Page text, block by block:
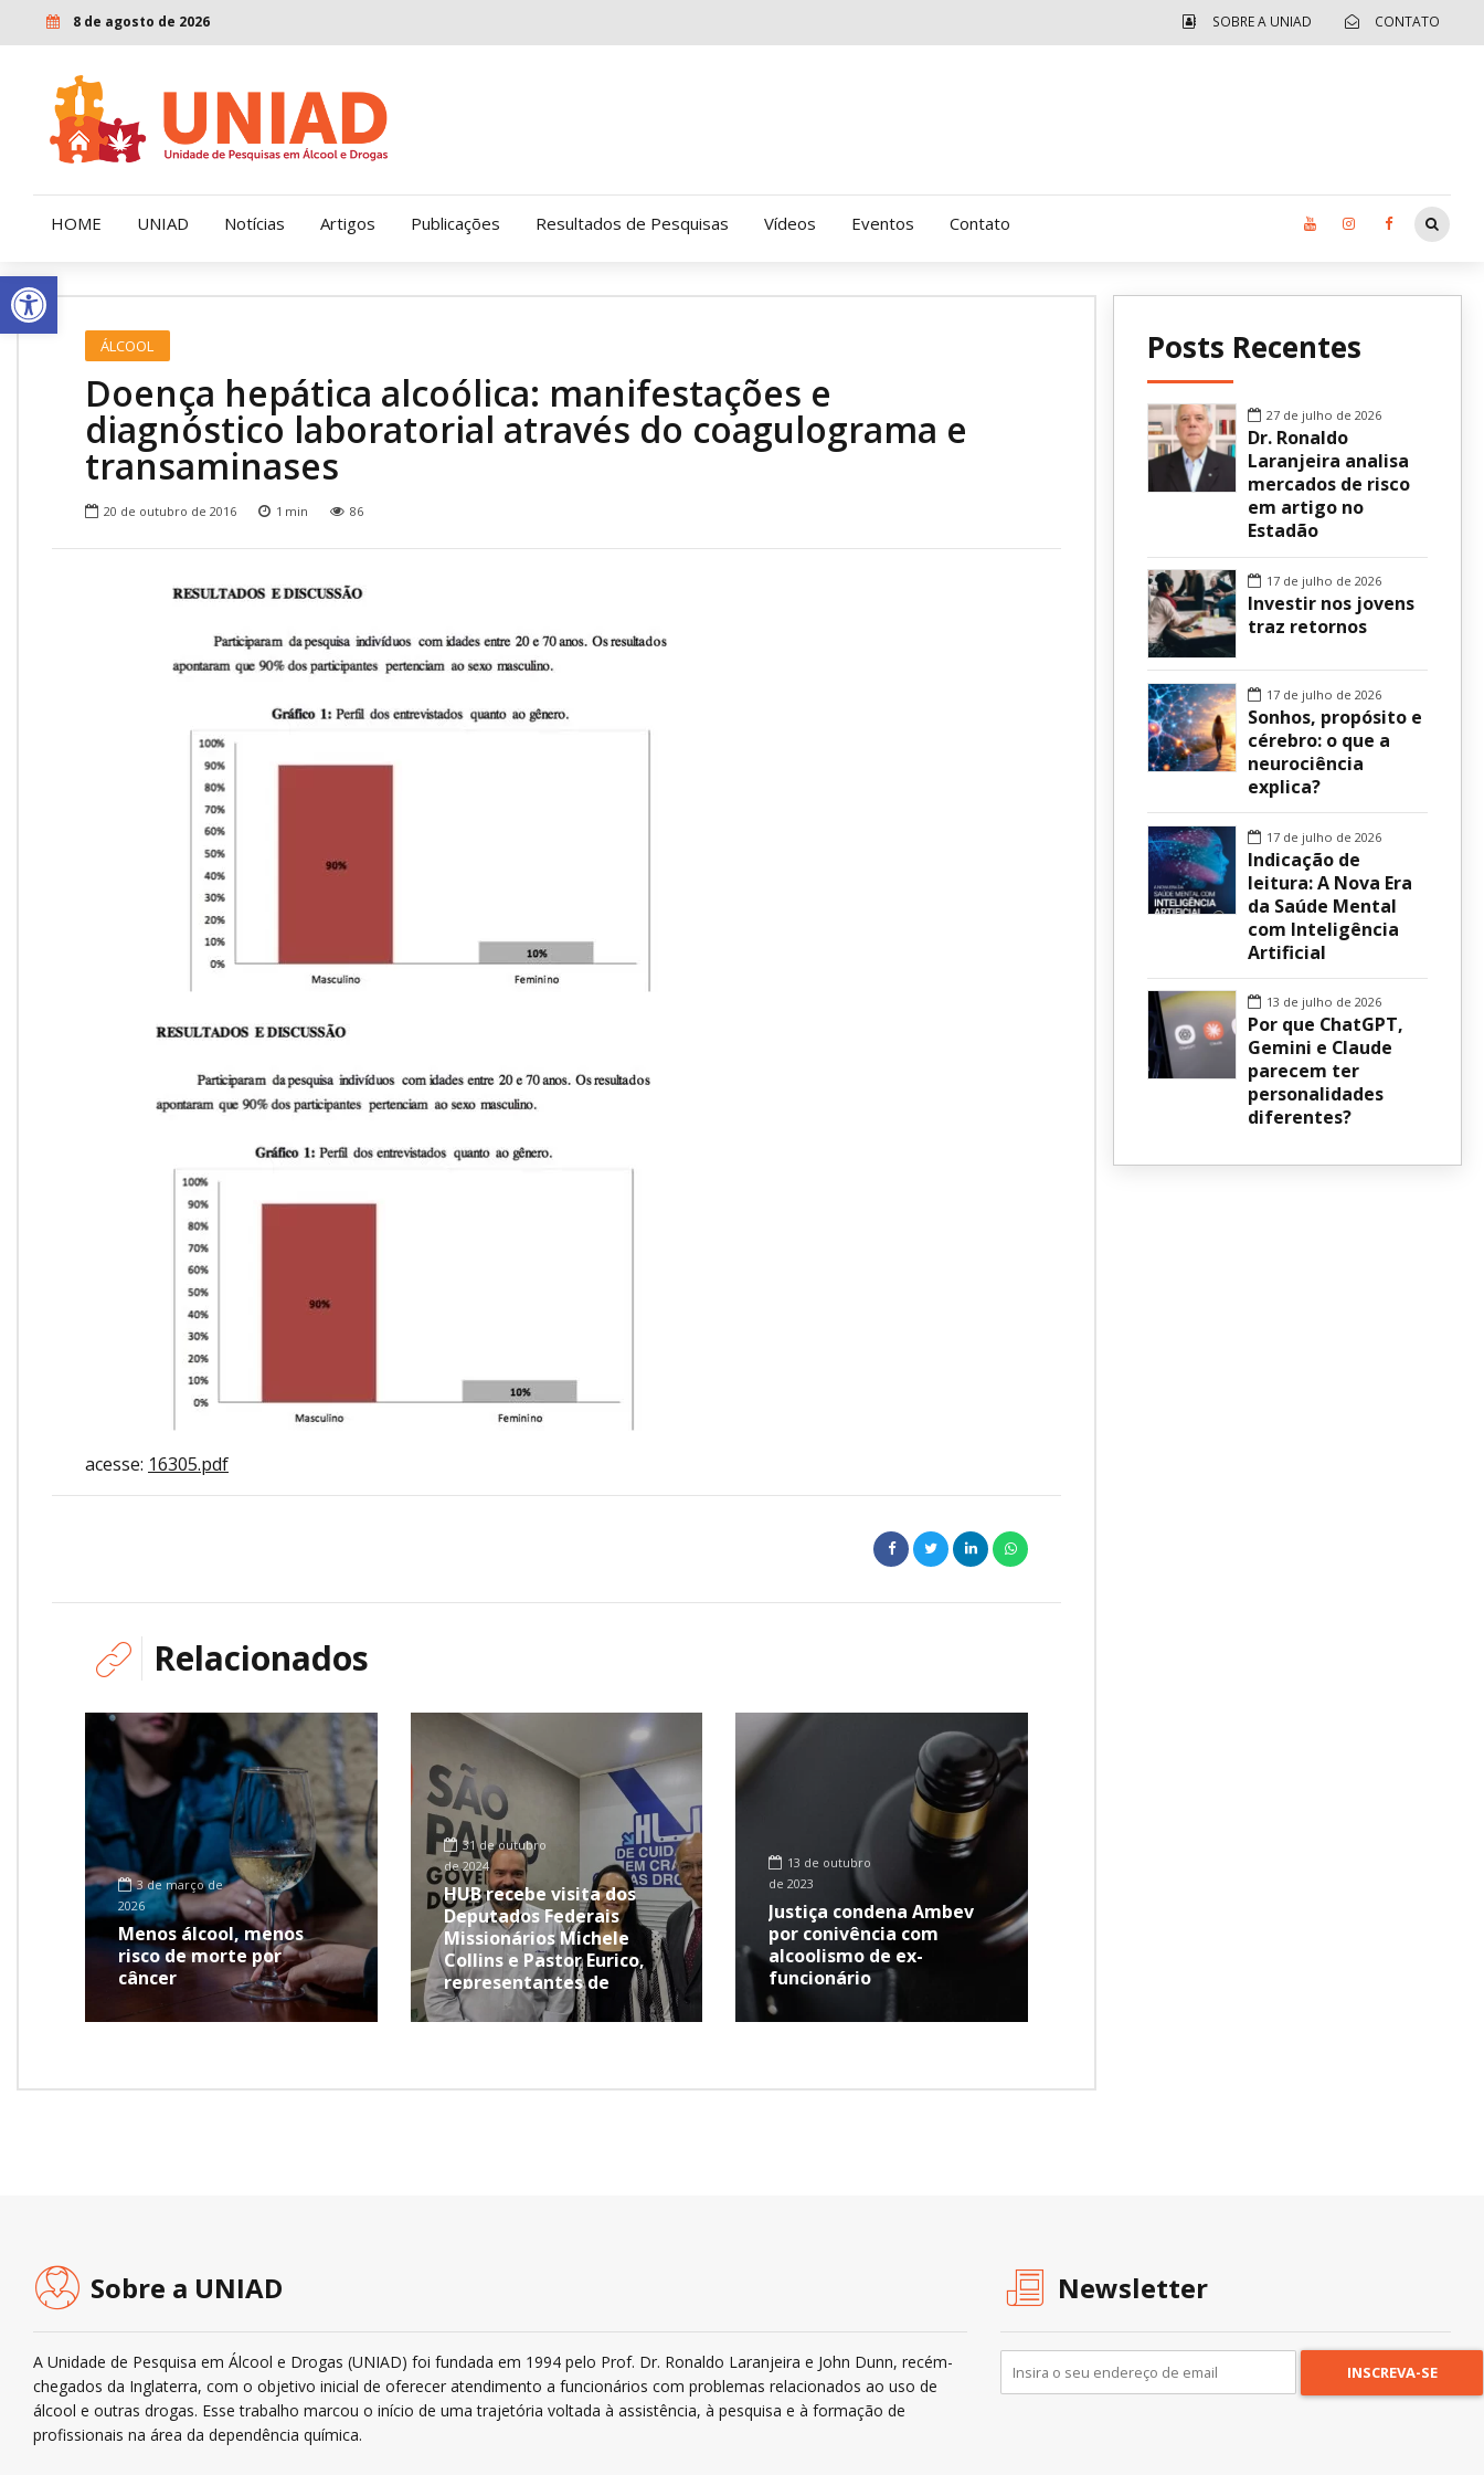
Open toolbar
8 de agosto de 2026 SOBRE A UNIAD CONTATO
HOME UNIAD
Nossa História
Nossa Missão e Valores
Diretoria
Amor-Exigente
CRATOD
Independência Jovem – FOLIA
Revista UNIAD
Notícias Artigos Publicações Resultados de Pesquisas Vídeos Eventos Contato
ÁLCOOL
Doença hepática alcoólica: manifestações e
diagnóstico laboratorial através do coagulograma e
transaminases
20 de outubro de 2016 1 min 86
acesse: 16305.pdf
Relacionados
3 de março de
2026
Menos álcool, menos
risco de morte por
câncer
31 de outubro
de 2024
HUB recebe visita dos
Deputados Federais
Missionários Michele
Collins e Pastor Eurico,
representantes de
Pernambuco
13 de outubro
de 2023
Justiça condena Ambev
por conivência com
alcoolismo de ex-
funcionário
Posts Recentes
27 de julho de 2026
Dr. Ronaldo
Laranjeira analisa
mercados de risco
em artigo no
Estadão
17 de julho de 2026
Investir nos jovens
traz retornos
17 de julho de 2026
Sonhos, propósito e
cérebro: o que a
neurociência
explica?
17 de julho de 2026
Indicação de
leitura: A Nova Era
da Saúde Mental
com Inteligência
Artificial
13 de julho de 2026
Por que ChatGPT,
Gemini e Claude
parecem ter
personalidades
diferentes?
Sobre a UNIAD
A Unidade de Pesquisa em Álcool e Drogas (UNIAD) foi fundada em 1994 pelo Prof. Dr. Ronaldo Laranjeira e John Dunn, recém-
chegados da Inglaterra, com o objetivo inicial de oferecer atendimento a funcionários com problemas relacionados ao uso de
álcool e outras drogas. Esse trabalho marcou o início de uma trajetória voltada à assistência, à pesquisa e à formação de
profissionais na área da dependência química.
Newsletter